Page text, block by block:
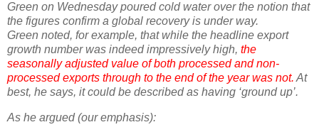
Green on Wednesday poured cold water over the notion that
the figures confirm a global recovery is under way.
Green noted, for example, that while the headline export
growth number was indeed impressively high, the
seasonally adjusted value of both processed and non-
processed exports through to the end of the year was not.At
best, he says, it could be described as having ‘ground up’.
As he argued (our emphasis):